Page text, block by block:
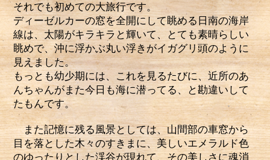
それでも初めての大旅行です。
ディーゼルカーの窓を全開にして眺める日南の海岸
線は、太陽がキラキラと輝いて、とても素晴らしい
眺めで、沖に浮かぶ丸い浮きがイガグリ頭のように
見えました。
もっとも幼少期には、これを見るたびに、近所のあ
んちゃんがまた今日も海に潜ってる、と勘違いして
たもんです。
また記憶に残る風景としては、山間部の車窓から
目を落とした木々のすきまに、美しいエメラルド色
のゆったりとした渓谷が現れて、その美しさに魂消